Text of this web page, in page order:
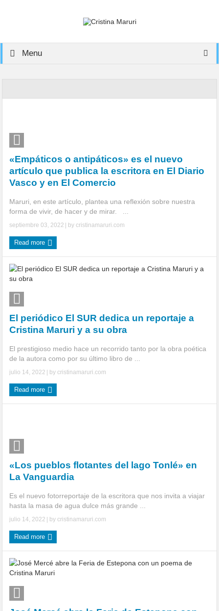
Menu
«Empáticos o antipáticos» es el nuevo
artículo que publica la escritora en El Diario
Vasco y en El Comercio
Maruri, en este artículo, plantea una reflexión sobre nuestra
forma de vivir, de hacer y de mirar. ...
septiembre 03, 2022 | bycristinamaruri.com
Read more
El periódico El SUR dedica un reportaje a
Cristina Maruri y a su obra
El prestigioso medio hace un recorrido tanto por la obra poética
de la autora como por su último libro de ...
julio 14, 2022 | bycristinamaruri.com
Read more
«Los pueblos flotantes del lago Tonlé» en
La Vanguardia
Es el nuevo fotorreportaje de la escritora que nos invita a viajar
hasta la masa de agua dulce más grande ...
julio 14, 2022 | bycristinamaruri.com
Read more